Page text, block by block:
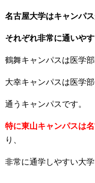
名古屋大学はキャンパス
それぞれ非常に通いや
鶴舞キャンパスは医学
大幸キャンパスは医学
通うキャンパスです。
特に東山キャンパスは
り、
非常に通学しやすい大学